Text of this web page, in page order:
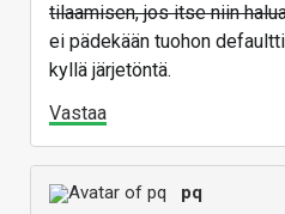
tilaamisen, jos itse niin
ei pädekään tuohon
kyllä järjetöntä.
Vastaa
pq